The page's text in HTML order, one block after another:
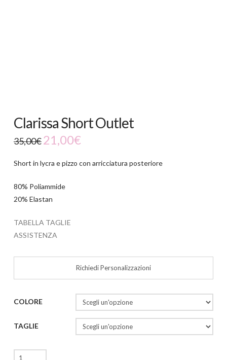
Clarissa Short Outlet
35,00€21,00€
Short in lycra e pizzo con arricciatura posteriore
80% Poliammide
20% Elastan
TABELLA TAGLIE
ASSISTENZA
Richiedi Personalizzazioni
COLORE
TAGLIE
Clarissa